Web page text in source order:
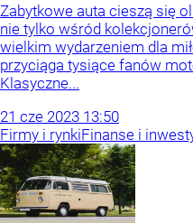
Zabytkowe auta cieszą się
nie tylko wśród
wielkim wydarzeniem dla
przyciąga tysiące fanów
Klasyczne...
21 cze 2023 13:50
Firmy i rynkiFinanse i